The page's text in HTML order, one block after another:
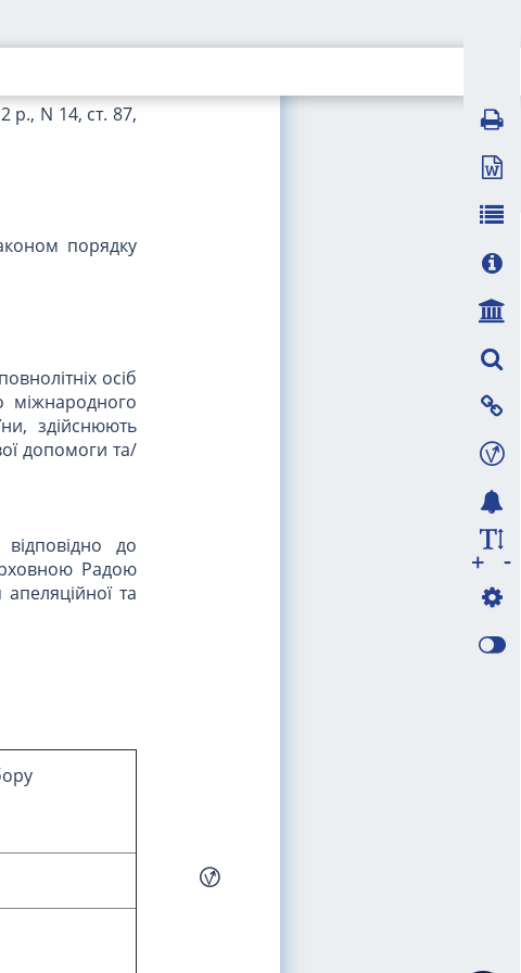
стороною у
р., N 14, ст. 87,
порядку
осіб
міжнародного
здійснюють
допомоги та/
до
Радою
та
-
+